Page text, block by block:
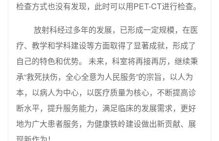
检查方式也没有发现，此时可以用PET-CT进行检查。
放射科经过多年的发展，已形成一定规模，在医
疗、教学和学科建设等方面取得了显著成就，形成了
自己的特色和优势。 未来，科室将再接再厉，继续秉
承“救死扶伤，全心全意为人民服务”的宗旨，以人为
本，以病人为中心，以医疗质量为核心，不断提高诊
断水平，提升服务能力，满足临床的发展需求，更好
地为广大患者服务，为健康铁岭建设做出新贡献、展